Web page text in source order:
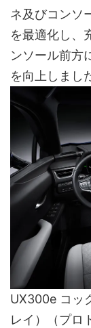
ネ及びコンソ
を最適化し、
ンソール前方
を向上しまし
UX300e コッ
レイ）（プロ